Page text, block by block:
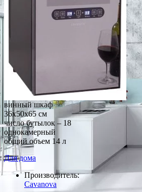
винный шкаф
36x50x65 см
число бутылок – 18
однокамерный
общий объем 14 л
Для дома
Производитель:
Cavanova